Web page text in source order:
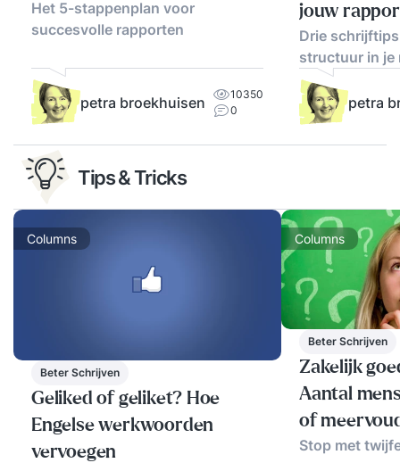
Het 5-stappenplan voor
succesvolle rapporten
petra broekhuisen
10350
0
jouw
Drie
structuur in je
petra
Tips & Tricks
Columns
Beter Schrijven
Geliked of geliket? Hoe
Engelse werkwoorden
vervoegen
Columns
Beter Schrijven
Zakelijk
Aantal
of
Stop met